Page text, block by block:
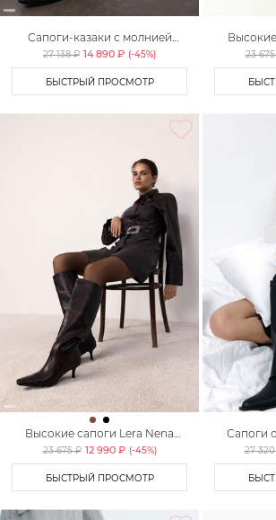
Сапоги-казаки с молнией
Lera Nena Unreal
27 138 ₽ 14 890 ₽ (-45%)
БЫСТРЫЙ ПРОСМОТР
23
Высокие сапоги Lera Nena
Unreal
23 675 ₽ 12 990 ₽ (-45%)
БЫСТРЫЙ ПРОСМОТР
Сапоги
27